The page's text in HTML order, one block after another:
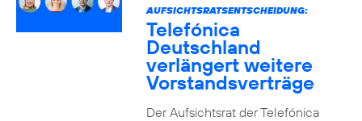
AUFSICHTSRATSENTSCHEIDUNG:
Telefónica
Deutschland
verlängert weitere
Vorstandsverträge
Der Aufsichtsrat der Telefónica